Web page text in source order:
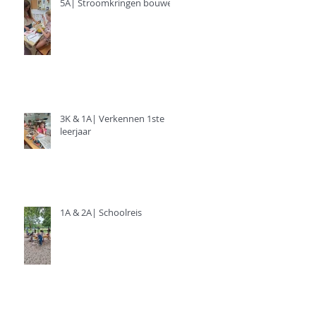
5A| Stroomkringen bouwen
3K & 1A| Verkennen 1ste
leerjaar
1A & 2A| Schoolreis